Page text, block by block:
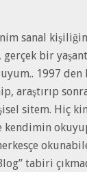
sanal
bir
1997 den
araştırıp
sitem. Hiç
kendimin
tabiri